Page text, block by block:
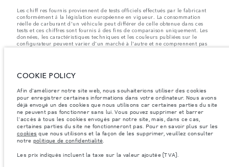
Les chiff res fournis proviennent de tests officiels effectués par le fabricant
conformément å la législation européenne en vigueur. La consommation
réelle de carburant d'un véhicule peut différer de celle obtenue dans ces
tests et ces chiffres sont fournis å des fins de comparaison uniquement. Les
données, les caractéristiques techniques et les couleurs publiées sur le
configurateur peuvent varier d'un marché à l'autre et ne comprennent pas
de prix. Veuillez consulter votre concessionnaire pour des informations sur
Les accessoires et autres éléments montés après le point de fabrication
véhicule, les charges maximales par essieu et la charge utile ne sont pas
dépassés lorsque vous chargez des accessoires, des occupants, des liquides
et des carburants.
Remarque importante sur les images et les spécifications.La pénurie
mondiale de semi-conducteurs affecte actuellement les spécifications de
construction des véhicules, la disponibilité des options et les délais de
construction. Cette situation s’avère très fluctuante, et par conséquent, les
images utilisées actuellement sur le site Web peuvent ne pas refléter
caractéristiques, les options, les finitions et les combinaisons de couleurs.
COOKIE POLICY
Afin d'améliorer notre site web, nous souhaiterions utiliser des cookies
pour enregistrer certaines informations dans votre ordinateur. Nous avons
déjà envoyé un des cookies que nous utilisons car certaines parties du site
ne peuvent pas fonctionner sans lui. Vous pouvez supprimer et barrer
l'accès à tous les cookies envoyés par notre site, mais, dans ce cas,
certaines parties du site ne fonctionneront pas. Pour en savoir plus sur les
cookies que nous utilisons et la façon de les supprimer, veuillez consulter
notre politique de confidentialité.
Les prix indiqués incluent la taxe sur la valeur ajoutée (TVA).